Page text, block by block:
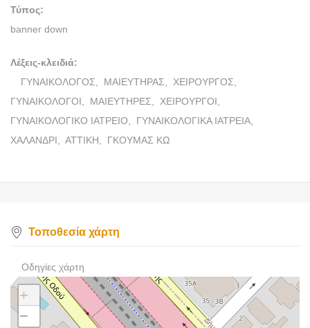
Τύπος:
banner down
Λέξεις-κλειδιά:
ΓΥΝΑΙΚΟΛΟΓΟΣ,
ΜΑΙΕΥΤΗΡΑΣ,
ΧΕΙΡΟΥΡΓΟΣ,
ΓΥΝΑΙΚΟΛΟΓΟΙ,
ΜΑΙΕΥΤΗΡΕΣ,
ΧΕΙΡΟΥΡΓΟΙ,
ΓΥΝΑΙΚΟΛΟΓΙΚΟ ΙΑΤΡΕΙΟ,
ΓΥΝΑΙΚΟΛΟΓΙΚΑ ΙΑΤΡΕΙΑ,
ΧΑΛΑΝΔΡΙ,
ΑΤΤΙΚΗ, ΓΚΟΥΜΑΣ ΚΩ
Τοποθεσία χάρτη
Οδηγίες χάρτη
+
−